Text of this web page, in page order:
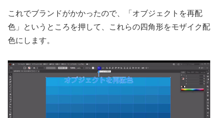
これでブランドがかかったので、「オブジェクトを再配
色」というところを押して、これらの四角形をモザイク配
色にします。